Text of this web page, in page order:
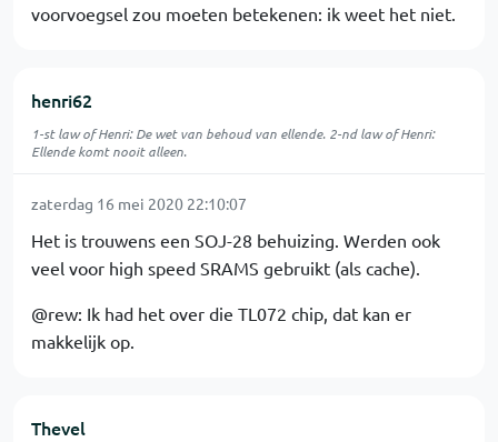
voorvoegsel zou moeten betekenen: ik weet het niet.
henri62
1-st law of Henri: De wet van behoud van ellende. 2-nd law of Henri:
Ellende komt nooit alleen.
zaterdag 16 mei 2020 22:10:07
Het is trouwens een SOJ-28 behuizing. Werden ook
veel voor high speed SRAMS gebruikt (als cache).
@rew: Ik had het over die TL072 chip, dat kan er
makkelijk op.
Thevel